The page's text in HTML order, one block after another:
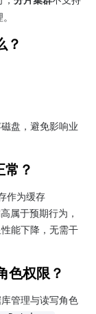
？
盘，避免影响业
？
作为缓存
属于预期行为，
能下降，无需干
色权限？
管理与读写角色